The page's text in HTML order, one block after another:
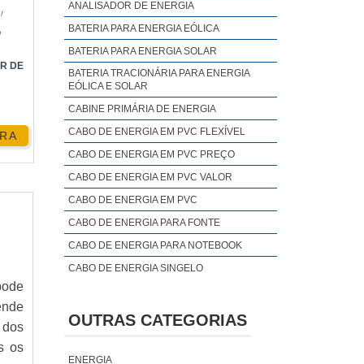
da
/
DE
os
ANALISADOR DE ENERGIA
BATERIA PARA ENERGIA EÓLICA
BATERIA PARA ENERGIA SOLAR
BATERIA TRACIONÁRIA PARA ENERGIA
EÓLICA E SOLAR
CABINE PRIMÁRIA DE ENERGIA
CABO DE ENERGIA EM PVC FLEXÍVEL
CABO DE ENERGIA EM PVC PREÇO
CABO DE ENERGIA EM PVC VALOR
CABO DE ENERGIA EM PVC
CABO DE ENERGIA PARA FONTE
CABO DE ENERGIA PARA NOTEBOOK
CABO DE ENERGIA SINGELO
COMBATE A PERDAS DE ENERGIA
CONSERTO DE CONVERSORES DE
OUTRAS CATEGORIAS
ENERGIA